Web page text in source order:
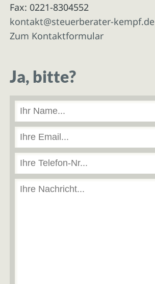
Fax: 0221-8304552
kontakt@steuerberater-kempf.de
Zum Kontaktformular
Ja, bitte?